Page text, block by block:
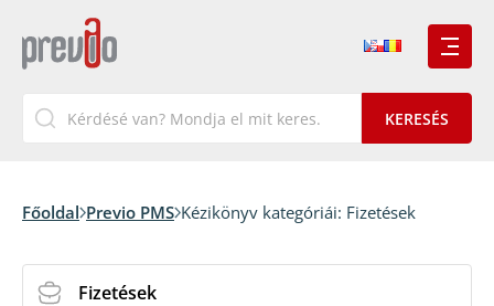
Főoldal Previo PMS Kézikönyv kategóriái: Fizetések
Fizetések